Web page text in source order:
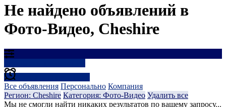
Не найдено объявлений в
Фото-Видео, Cheshire
Все объявления Персонально Компания
Регион: Cheshire Категория: Фото-Видео Удалить все
Мы не смогли найти никаких результатов по вашему запросу...